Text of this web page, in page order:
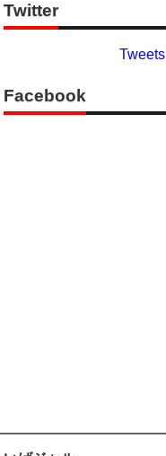
Twitter
Facebook